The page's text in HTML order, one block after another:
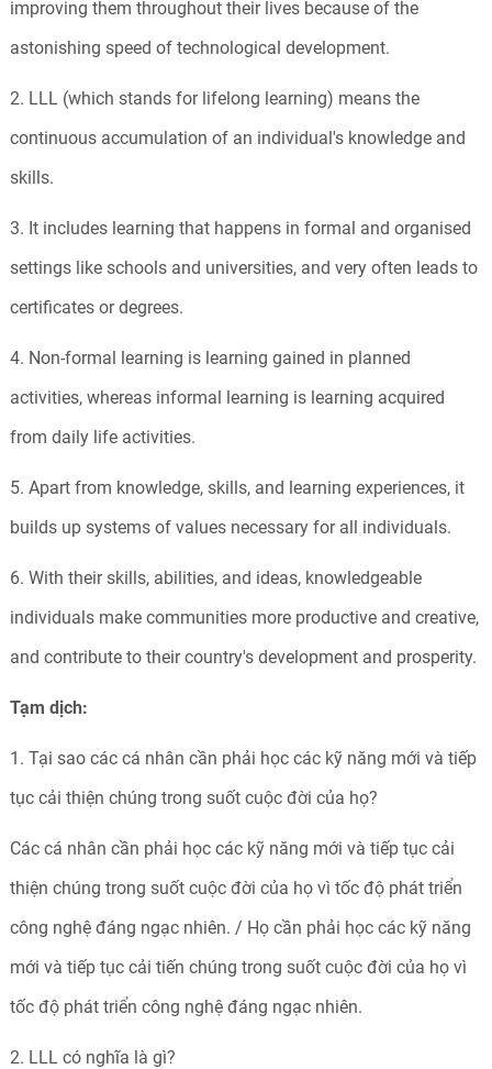
improving them throughout their lives because of the
astonishing speed of technological development.
2. LLL (which stands for lifelong learning) means the
continuous accumulation of an individual's knowledge and
skills.
3. It includes learning that happens in formal and organised
settings like schools and universities, and very often leads to
certificates or degrees.
4. Non-formal learning is learning gained in planned
activities, whereas informal learning is learning acquired
from daily life activities.
5. Apart from knowledge, skills, and learning experiences, it
builds up systems of values necessary for all individuals.
6. With their skills, abilities, and ideas, knowledgeable
individuals make communities more productive and creative,
and contribute to their country's development and prosperity.
Tạm dịch:
1. Tại sao các cá nhân cần phải học các kỹ năng mới và tiếp
tục cải thiện chúng trong suốt cuộc đời của họ?
Các cá nhân cần phải học các kỹ năng mới và tiếp tục cải
thiện chúng trong suốt cuộc đời của họ vì tốc độ phát triển
công nghệ đáng ngạc nhiên. / Họ cần phải học các kỹ năng
mới và tiếp tục cải tiến chúng trong suốt cuộc đời của họ vì
tốc độ phát triển công nghệ đáng ngạc nhiên.
2. LLL có nghĩa là gì?